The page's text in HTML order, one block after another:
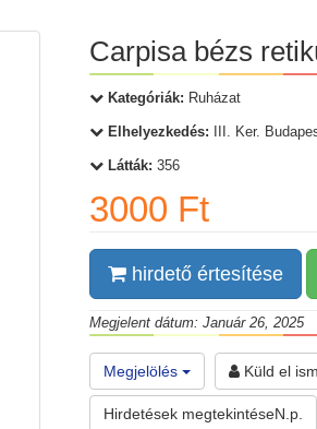
Carpisa bézs
Kategóriák: Ruházat
Elhelyezkedés: III. Ker.
Látták: 356
3000 Ft
hirdető értesítése
Megjelent dátum: Január 26, 2025
Megjelölés Küld el
Hirdetések megtekintéseN.p.